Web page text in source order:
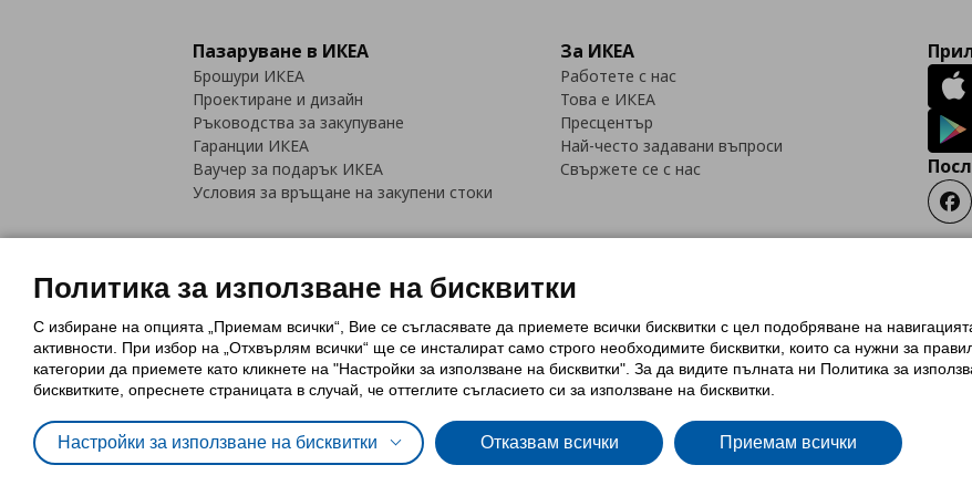
Пазаруване в ИКЕА
Брошури ИКЕА
Проектиране и дизайн
Ръководства за закупуване
Гаранции ИКЕА
Ваучер за подарък ИКЕА
Условия за връщане на закупени стоки
За ИКЕА
Работете с нас
Това е ИКЕА
Пресцентър
Най-често задавани въпроси
Свържете се с нас
Политика за използване на бисквитки (Cookies)Избор на настройки за използване на бисквиткиУсловия
Обща политика за личните данни
Политика за защита на личните данни на ikea.bg
Общи условия на
Политика за защита на лични данни на програма IKEA Family
Политика за използване на бисквитки
С избиране на опцията „Приемам всички“, Вие се съгласявате да приемете всички бисквитки с цел подобряване на
активности. При избор на „Отхвърлям всички“ ще се инсталират само строго необходимитe бисквитки, които са нужни за
категории да приемете като кликнете на "Настройки за използване на бисквитки". За да видите пълната ни Политика за
бисквитките, опреснете страницата в случай, че оттеглите съгласието си за използване на бисквитки.
Настройки за използване на бисквитки Отказвам всички Приемам всички